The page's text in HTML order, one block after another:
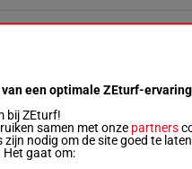
1p 4p 4p 8p 4p 5p 7p (24) 9p
7p 3p 2p 3p (24) 6p 2p 2p 6p 2p
een optimale ZEturf-
bij ZEturf!
samen met onze partners
zijn nodig om de site goed te
Het gaat om: